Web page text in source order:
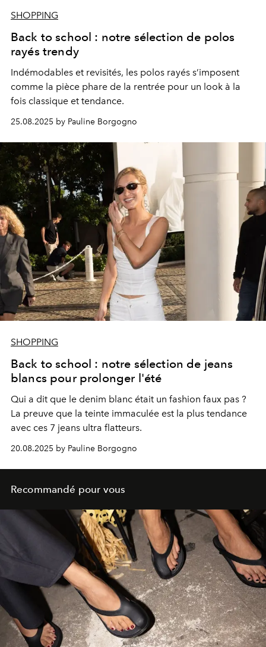
SHOPPING
Back to school : notre sélection de polos
rayés trendy
Indémodables et revisités, les polos rayés s’imposent
comme la pièce phare de la rentrée pour un look à la
fois classique et tendance.
25.08.2025 by Pauline Borgogno
SHOPPING
Back to school : notre sélection de jeans
blancs pour prolonger l'été
Qui a dit que le denim blanc était un fashion faux pas ?
La preuve que la teinte immaculée est la plus tendance
avec ces 7 jeans ultra flatteurs.
20.08.2025 by Pauline Borgogno
Recommandé pour vous